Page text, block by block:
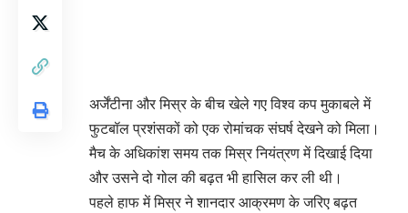
अर्जेंटीना और मिस्र के बीच खेले गए विश्व कप मुकाबले में
फुटबॉल प्रशंसकों को एक रोमांचक संघर्ष देखने को मिला।
मैच के अधिकांश समय तक मिस्र नियंत्रण में दिखाई दिया
और उसने दो गोल की बढ़त भी हासिल कर ली थी।
पहले हाफ में मिस्र ने शानदार आक्रमण के जरिए बढ़त